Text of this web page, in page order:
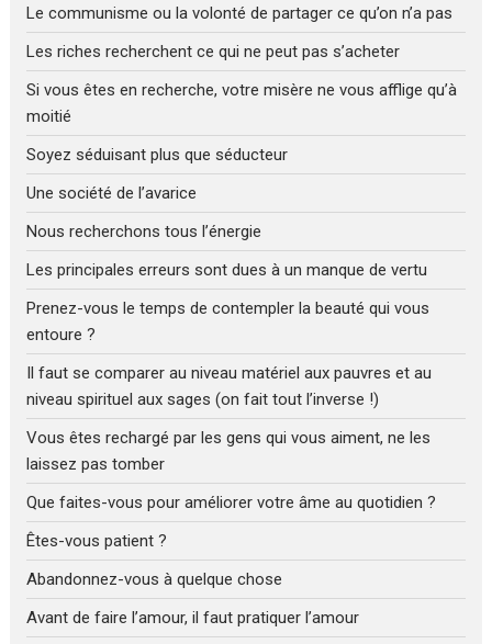
Le communisme ou la volonté de partager ce qu’on n’a pas
Les riches recherchent ce qui ne peut pas s’acheter
Si vous êtes en recherche, votre misère ne vous afflige qu’à
moitié
Soyez séduisant plus que séducteur
Une société de l’avarice
Nous recherchons tous l’énergie
Les principales erreurs sont dues à un manque de vertu
Prenez-vous le temps de contempler la beauté qui vous
entoure ?
Il faut se comparer au niveau matériel aux pauvres et au
niveau spirituel aux sages (on fait tout l’inverse !)
Vous êtes rechargé par les gens qui vous aiment, ne les
laissez pas tomber
Que faites-vous pour améliorer votre âme au quotidien ?
Êtes-vous patient ?
Abandonnez-vous à quelque chose
Avant de faire l’amour, il faut pratiquer l’amour